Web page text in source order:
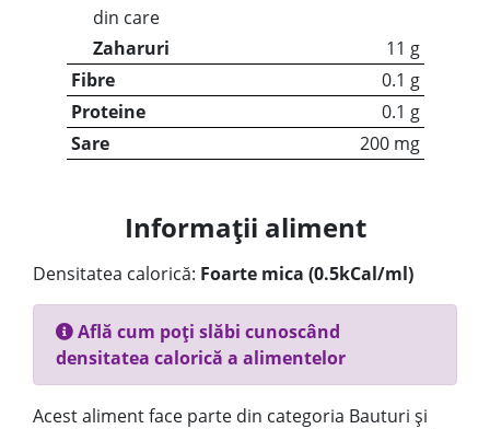
din care
Zaharuri
11 g
Fibre
0.1 g
Proteine
0.1 g
Sare
200 mg
Informații aliment
Densitatea calorică: Foarte mica (0.5kCal/ml)
Află cum poți slăbi cunoscând
densitatea calorică a alimentelor
Acest aliment face parte din categoria Bauturi și